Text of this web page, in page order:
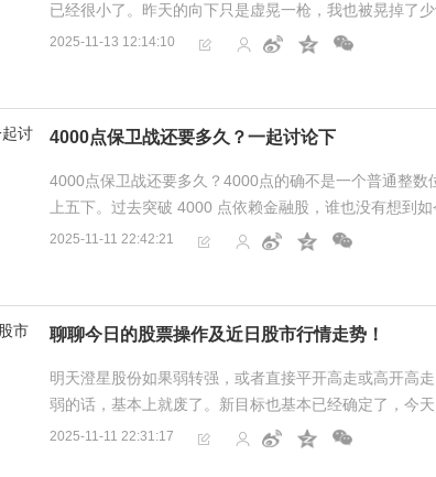
已经很小了。昨天的向下只是虚晃一枪，我也被晃掉了
不强，另外离下个时间点也没几天了，目前的仓位仍然是
2025-11-13 12:14:10
4000点保卫战还要多久？一起讨论下
4000点保卫战还要多久？4000点的确不是一个普通整数
上五下。过去突破 4000 点依赖金融股，谁也没有想到
股。今天若非四大行全力拉升，尤其是农业银行“拉冒烟”...
2025-11-11 22:42:21
聊聊今日的股票操作及近日股市行情走势！
明天澄星股份如果弱转强，或者直接平开高走或高开高
弱的话，基本上就废了。新目标也基本已经确定了，今
早盘如果有下砸，计划继续往上推仓位。今天开仓了2只
2025-11-11 22:31:17